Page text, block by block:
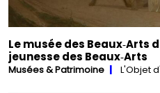
Le musée des Beaux‑Arts
jeunesse des Beaux‑Arts
Musées & Patrimoine L'Objet